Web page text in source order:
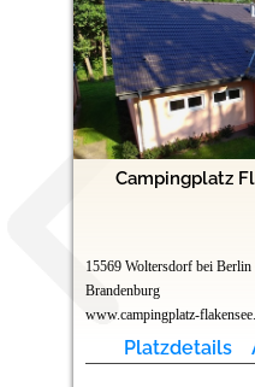
Campingplatz
15569 Woltersdorf bei Berlin
Brandenburg
www.campingplatz-
Platzdetails